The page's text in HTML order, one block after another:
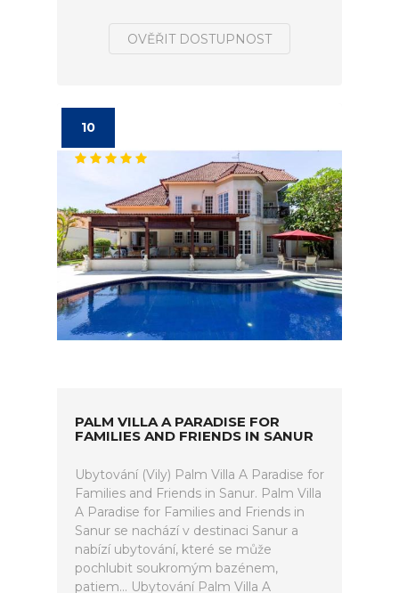
OVĚŘIT DOSTUPNOST
10
PALM VILLA A PARADISE FOR
FAMILIES AND FRIENDS IN SANUR
Ubytování (Vily) Palm Villa A Paradise for
Families and Friends in Sanur. Palm Villa
A Paradise for Families and Friends in
Sanur se nachází v destinaci Sanur a
nabízí ubytování, které se může
pochlubit soukromým bazénem,
patiem... Ubytování Palm Villa A